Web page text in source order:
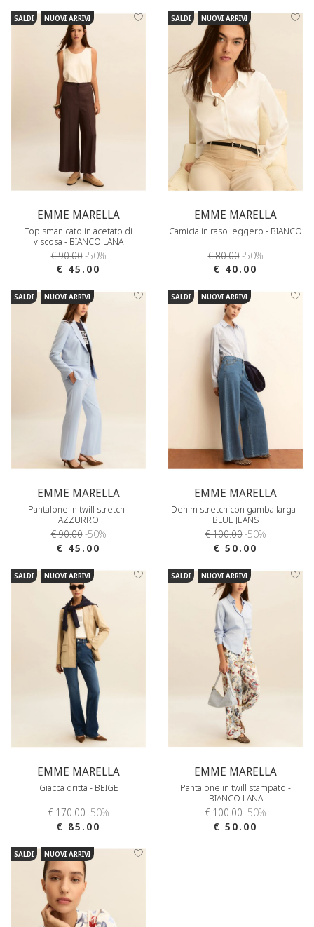
SALDI NUOVI ARRIVI
EMME MARELLA
Top smanicato in acetato di
viscosa - BIANCO LANA
€ 90.00-50%
€ 45.00
SALDI NUOVI ARRIVI
EMME MARELLA
Camicia in raso leggero - BIANCO
€ 80.00-50%
€ 40.00
SALDI NUOVI ARRIVI
EMME MARELLA
Pantalone in twill stretch -
AZZURRO
€ 90.00-50%
€ 45.00
SALDI NUOVI ARRIVI
EMME MARELLA
Denim stretch con gamba larga -
BLUE JEANS
€ 100.00-50%
€ 50.00
SALDI NUOVI ARRIVI
EMME MARELLA
Giacca dritta - BEIGE
€ 170.00-50%
€ 85.00
SALDI NUOVI ARRIVI
EMME MARELLA
Pantalone in twill stampato -
BIANCO LANA
€ 100.00-50%
€ 50.00
SALDI NUOVI ARRIVI